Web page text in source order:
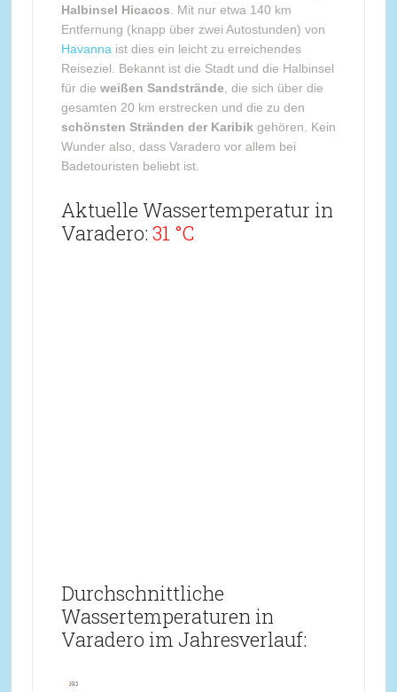
Halbinsel Hicacos . Mit nur etwa 140 km
Entfernung (knapp über zwei Autostunden) von
Havanna ist dies ein leicht zu erreichendes
Reiseziel. Bekannt ist die Stadt und die Halbinsel
für die weißen Sandstrände , die sich über die
gesamten 20 km erstrecken und die zu den
schönsten Stränden der Karibik gehören. Kein
Wunder also, dass Varadero vor allem bei
Badetouristen beliebt ist.
Aktuelle Wassertemperatur in
Varadero: 31 °C
Durchschnittliche
Wassertemperaturen in
Varadero im Jahresverlauf: